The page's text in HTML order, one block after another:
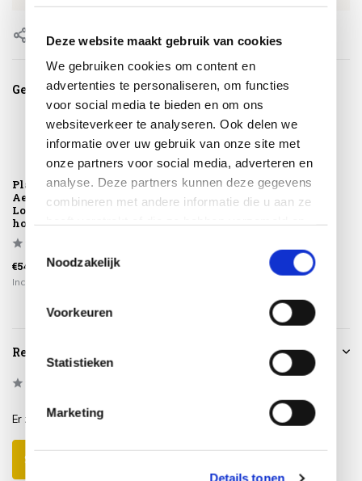
Deze website maakt gebruik van cookies
We gebruiken cookies om content en
advertenties te personaliseren, om functies
voor social media te bieden en om ons
websiteverkeer te analyseren. Ook delen we
informatie over uw gebruik van onze site met
onze partners voor social media, adverteren en
analyse. Deze partners kunnen deze gegevens
combineren met andere informatie die u aan ze
Noodzakelijk
Voorkeuren
Statistieken
Marketing
Details tonen
Delen
Gerelateerde producten
Platinum
AeroCover
Loungebankhoes
hoge rug 140x90x...
€54,95
Incl. btw
Reviews
Er zijn nog geen reviews geschreven over dit product..
Schrijf je eigen review